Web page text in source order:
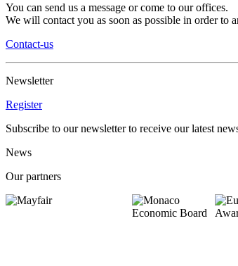
You can send us a message or come to our offices.
We will contact you as soon as possible in order to
Contact-us
Newsletter
Register
Subscribe to our newsletter to receive our latest
News
Our partners